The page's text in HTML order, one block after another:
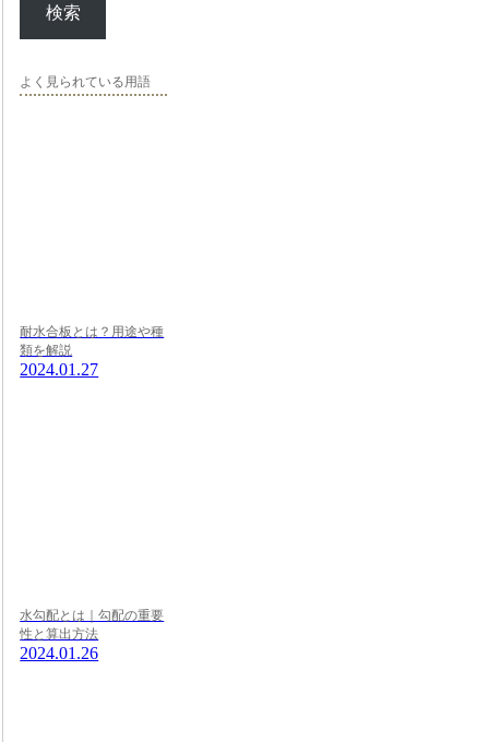
検索
よく見られている用語
耐水合板とは？用途や種
類を解説
2024.01.27
水勾配とは｜勾配の重要
性と算出方法
2024.01.26